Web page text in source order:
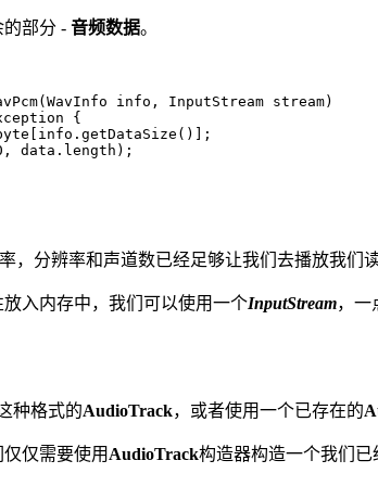
部分 - 音频数据。
info, InputStream stream)
{
[info.getDataSize()];
, data.length);
，分辨率和声道数已经足够让我们去播放我们
入内存中，我们可以使用一个InputStream，一
种格式的AudioTrack，或者使用一个已存在的
仅需要使用 AudioTrack构造器构造一个我们已